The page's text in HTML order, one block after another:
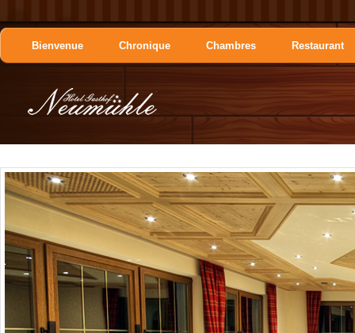
Bienvenue Chronique Chambres Restaurant